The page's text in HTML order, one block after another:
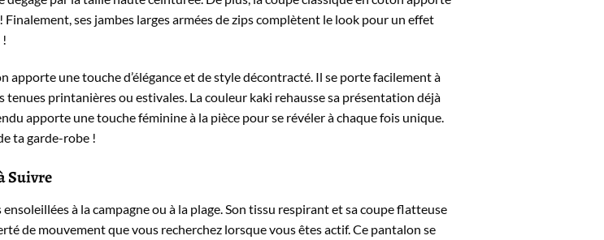
ses jambes larges armées de zips complètent le look pour un effet
une touche d’élégance et de style décontracté. Il se porte facilement à
printanières ou estivales. La couleur kaki rehausse sa présentation déjà
apporte une touche féminine à la pièce pour se révéler à chaque fois unique.
ta garde-robe !
Suivre
à la campagne ou à la plage. Son tissu respirant et sa coupe flatteuse
de mouvement que vous recherchez lorsque vous êtes actif. Ce pantalon se